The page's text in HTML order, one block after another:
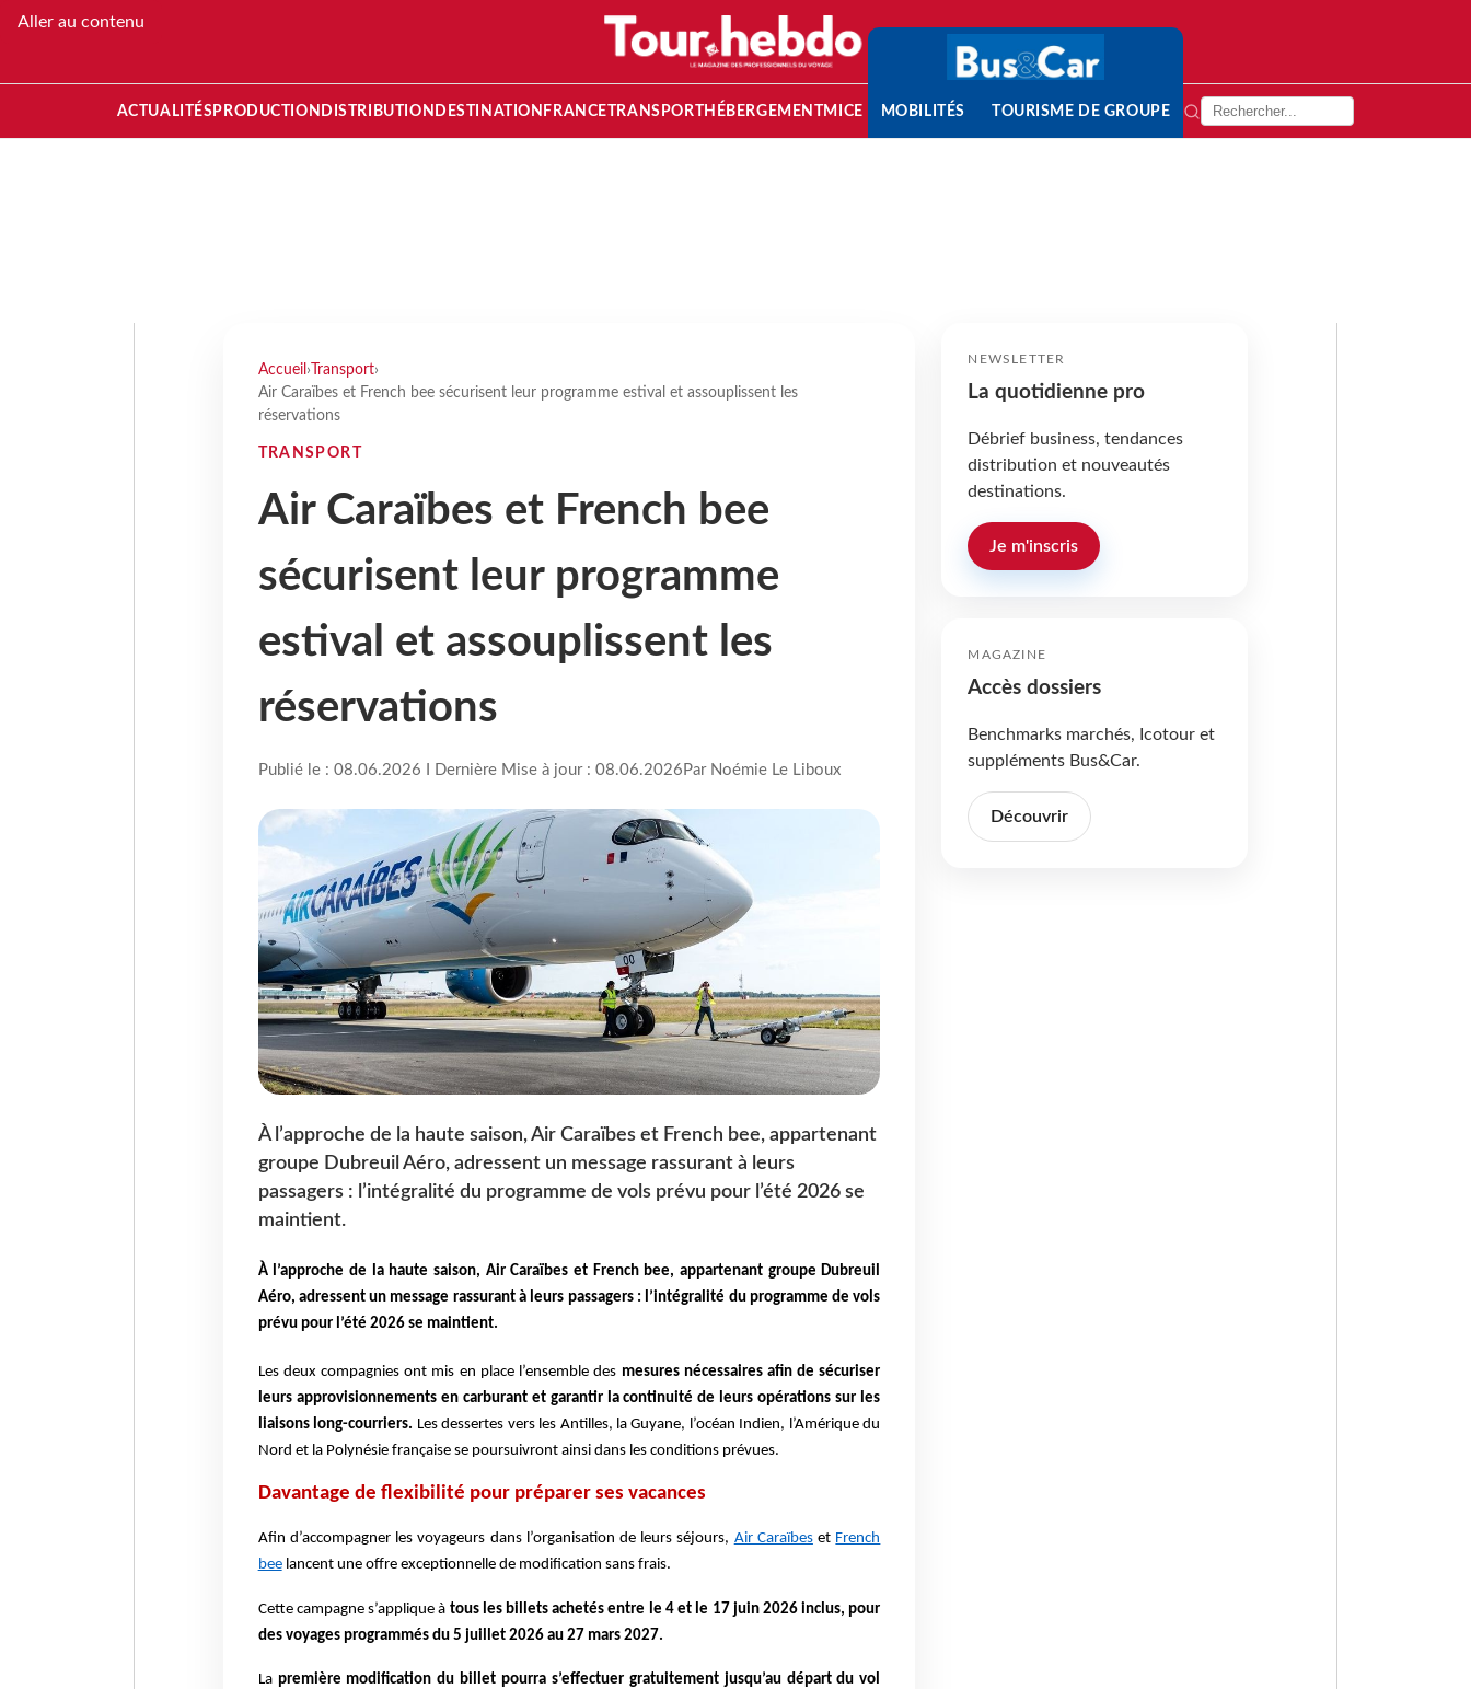
Aller au contenu
ACTUALITÉS PRODUCTION DISTRIBUTION DESTINATION FRANCETRANSPORT HÉBERGEMENTMICE MOBILITÉS TOURISME DE GROUPE
Accueil › Transport›
Air Caraïbes et French bee sécurisent leur programme estival et assouplissent les
réservations
TRANSPORT
Air Caraïbes et French bee
sécurisent leur programme
estival et assouplissent les
réservations
Publié le : 08.06.2026 I Dernière Mise à jour : 08.06.2026 Par Noémie Le Liboux
À l’approche de la haute saison, Air Caraïbes et French bee, appartenant
groupe Dubreuil Aéro, adressent un message rassurant à leurs
passagers : l’intégralité du programme de vols prévu pour l’été 2026 se
maintient.
À l’approche de la haute saison, Air Caraïbes et French bee, appartenant groupe Dubreuil
Aéro, adressent un message rassurant à leurs passagers : l’intégralité du programme de vols
prévu pour l’été 2026 se maintient.
Les deux compagnies ont mis en place l’ensemble des mesures nécessaires afin de sécuriser
leurs approvisionnements en carburant et garantir la continuité de leurs opérations sur les
liaisons long-courriers. Les dessertes vers les Antilles, la Guyane, l’océan Indien, l’Amérique du
Nord et la Polynésie française se poursuivront ainsi dans les conditions prévues.
Davantage de flexibilité pour préparer ses vacances
Afin d’accompagner les voyageurs dans l’organisation de leurs séjours, Air Caraïbeset French
beelancent une offre exceptionnelle de modification sans frais.
Cette campagne s’applique à tous les billets achetés entre le 4 et le 17 juin 2026 inclus, pour
des voyages programmés du 5 juillet 2026 au 27 mars 2027.
La première modification du billet pourra s’effectuer gratuitement jusqu’au départ du vol
NEWSLETTER
La quotidienne pro
Débrief business, tendances
distribution et nouveautés
destinations.
Je m'inscris
MAGAZINE
Accès dossiers
Benchmarks marchés, Icotour et
suppléments Bus&Car.
Découvrir